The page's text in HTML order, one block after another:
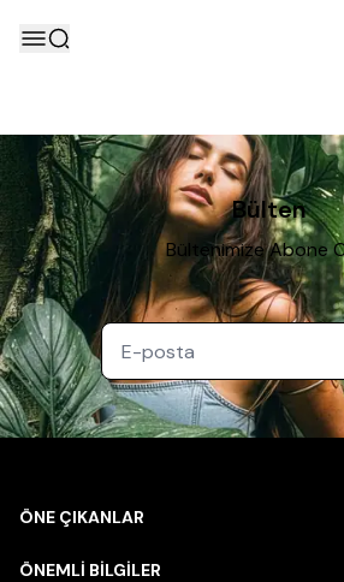
Bülten
Bültenimize Abone
ÖNE ÇIKANLAR
ÖNEMLİ BİLGİLER